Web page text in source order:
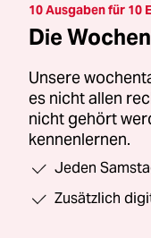
10 Ausgaben für 10
Die
Unsere
es nicht allen
nicht gehört
kennenlernen.
Jeden
Zusätzlich